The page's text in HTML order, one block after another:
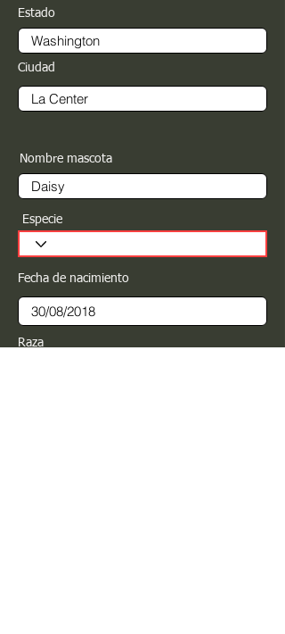
Estado
Ciudad
Nombre mascota
Especie
Fecha de nacimiento
Raza